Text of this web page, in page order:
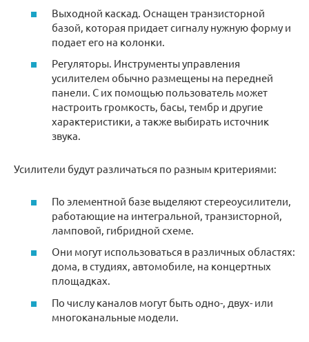
Выходной каскад. Оснащен транзисторной
базой, которая придает сигналу нужную форму и
подает его на колонки.
Регуляторы. Инструменты управления
усилителем обычно размещены на передней
панели. С их помощью пользователь может
настроить громкость, басы, тембр и другие
характеристики, а также выбирать источник
звука.
Усилители будут различаться по разным критериями:
По элементной базе выделяют стереоусилители,
работающие на интегральной, транзисторной,
ламповой, гибридной схеме.
Они могут использоваться в различных областях:
дома, в студиях, автомобиле, на концертных
площадках.
По числу каналов могут быть одно-, двух- или
многоканальные модели.